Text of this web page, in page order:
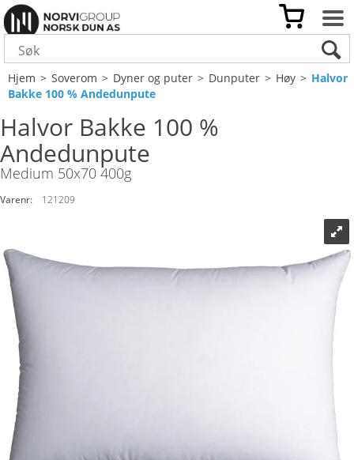
Hjem>Soverom>Dyner og puter>Dunputer>Høy>Halvor
Bakke 100 % Andedunpute
Halvor Bakke 100 %
Andedunpute
Medium 50x70 400g
Varenr: 121209